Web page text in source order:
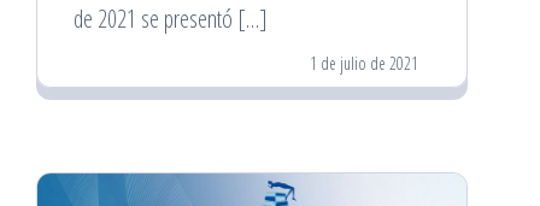
de 2021 se presentó […]
1 de julio de 2021